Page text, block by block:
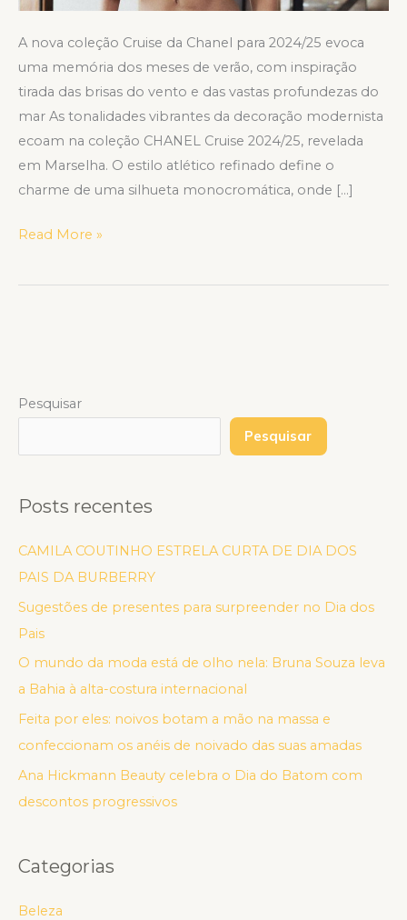
A nova coleção Cruise da Chanel para 2024/25 evoca
uma memória dos meses de verão, com inspiração
tirada das brisas do vento e das vastas profundezas do
mar As tonalidades vibrantes da decoração modernista
ecoam na coleção CHANEL Cruise 2024/25, revelada
em Marselha. O estilo atlético refinado define o
charme de uma silhueta monocromática, onde […]
Read More »
Pesquisar
Pesquisar
Posts recentes
CAMILA COUTINHO ESTRELA CURTA DE DIA DOS
PAIS DA BURBERRY
Sugestões de presentes para surpreender no Dia dos
Pais
O mundo da moda está de olho nela: Bruna Souza leva
a Bahia à alta-costura internacional
Feita por eles: noivos botam a mão na massa e
confeccionam os anéis de noivado das suas amadas
Ana Hickmann Beauty celebra o Dia do Batom com
descontos progressivos
Categorias
Beleza